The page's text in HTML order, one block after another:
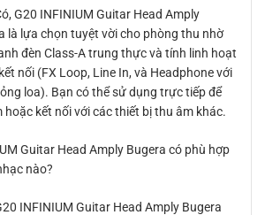
G20 INFINIUM Guitar Head Amply
là lựa chọn tuyệt vời cho phòng thu nhờ
đèn Class-A trung thực và tính linh hoạt
nối (FX Loop, Line In, và Headphone với
loa). Bạn có thể sử dụng trực tiếp để
hoặc kết nối với các thiết bị thu âm khác.
Guitar Head Amply Bugera có phù hợp
nào?
INFINIUM Guitar Head Amply Bugera